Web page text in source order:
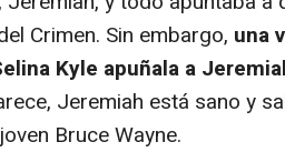
Crimen. Sin embargo, una
Kyle apuñala a
Jeremiah está sano y
Bruce Wayne.